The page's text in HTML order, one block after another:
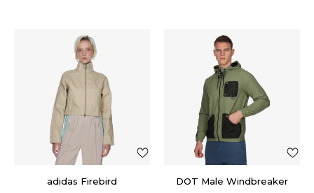
adidas Firebird DOT Male Windbreaker